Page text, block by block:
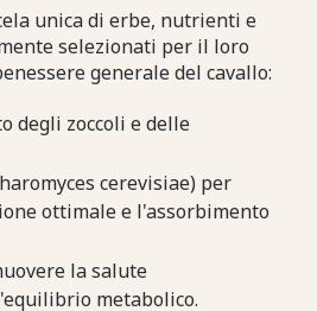
unica di erbe, nutrienti e
selezionati per il loro
generale del cavallo:
degli zoccoli e delle
cerevisiae) per
ottimale e l'assorbimento
la salute
metabolico.